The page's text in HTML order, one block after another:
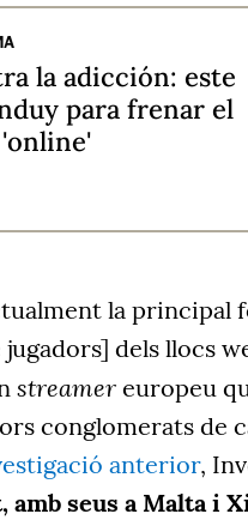
la adicción: este
para frenar el
la principal
dels llocs
streamer europeu
conglomerats de
anterior,
amb seus a Malta i